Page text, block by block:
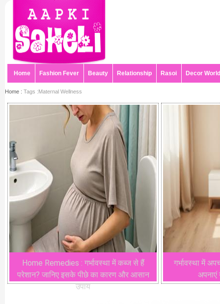
Home Fashion Fever Beauty Relationship Rasoi Decor World
Home : Tags :Maternal Wellness
Home Remedies : गर्भावस्था में कब्ज से हैं
परेशान? जानिए इसके पीछे का कारण और आसान
उपाय
गर्भावस्था में